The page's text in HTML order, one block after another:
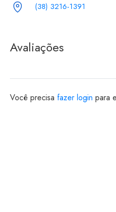
(38) 3216-1391
Avaliações
Você precisa fazer login para